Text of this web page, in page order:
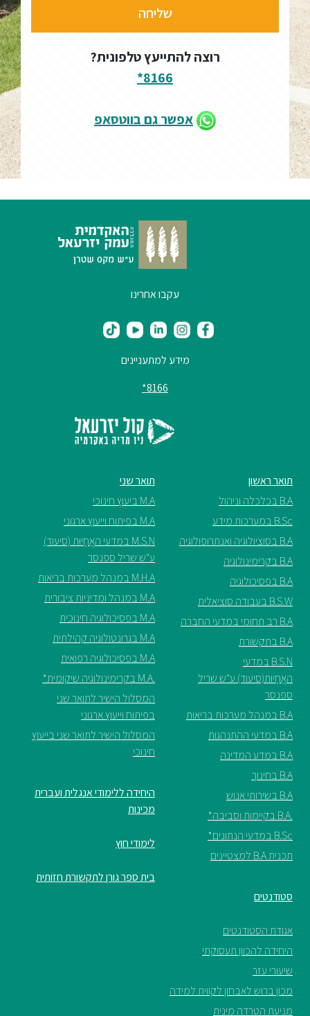
רוצה להתייעץ טלפונית?
8166*
אפשר גם בווטסאפ
עקבו אחרינו
מידע למתעניינים
8166*
תואר ראשון
B.A בכלכלה וניהול
B.Sc במערכות מידע
B.A בסוציולוגיה ואנתרופולוגיה
B.A בקרימינולוגיה
B.A בפסיכולוגיה
B.S.W בעבודה סוציאלית
B.A רב תחומי במדעי החברה
B.A בתקשורת
B.S.N במדעי
האֲחָיוּת(סיעוד) ע"ש שריל
ספנסר
B.A במנהל מערכות בריאות
B.A במדעי ההתנהגות
B.A במדע המדינה
B.A בחינוך
B.A בשירותי אנוש
.B.A בקיימות וסביבה*
B.Sc במדעי הנתונים*
תכנית B.A למצטיינים
תואר שני
M.A ביעוץ חינוכי
M.A בפיתוח וייעוץ ארגוני
M.S.N במדעי האֲחָיוּת (סיעוד)
ע"ש שריל ספנסר
M.H.A במנהל מערכות בריאות
M.A במנהל ומדיניות ציבורית
M.A בפסיכולוגיה חינוכית
M.A בגרונטולוגיה קהילתית
M.A בפסיכולוגיה רפואית
.M.A בקרימינולוגיה שיקומית*
המסלול הישיר לתואר שני
בפיתוח וייעוץ ארגוני
המסלול הישיר לתואר שני בייעוץ
חינוכי
היחידה ללימודי אנגלית ועברית
מכינות
לימודי חוץ
בית ספר גורן לתקשורת חזותית
סטודנטים
אגודת הסטודנטים
היחידה להכוון תעסוקתי
שיעורי עזר
מכון ברוש לאבחון לקווית למידה
מניעת הטרדה מינית